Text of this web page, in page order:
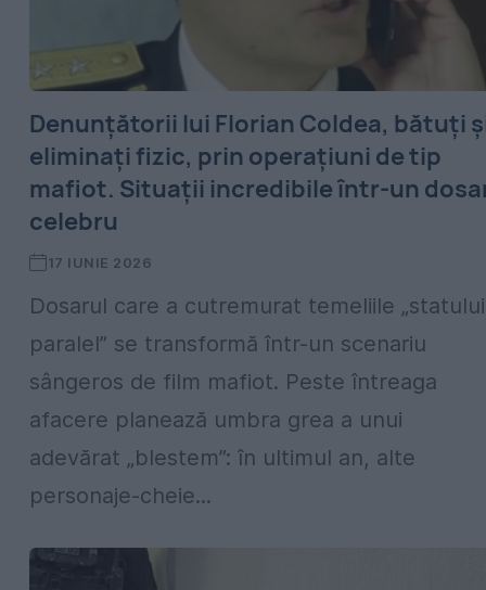
Denunțătorii lui Florian Coldea, bătuți
eliminați fizic, prin operațiuni de tip
mafiot. Situații incredibile într-un
celebru
17 IUNIE 2026
Dosarul care a cutremurat temeliile „statului
paralel” se transformă într-un scenariu
sângeros de film mafiot. Peste întreaga
afacere planează umbra grea a unui
adevărat „blestem”: în ultimul an, alte
personaje-cheie...